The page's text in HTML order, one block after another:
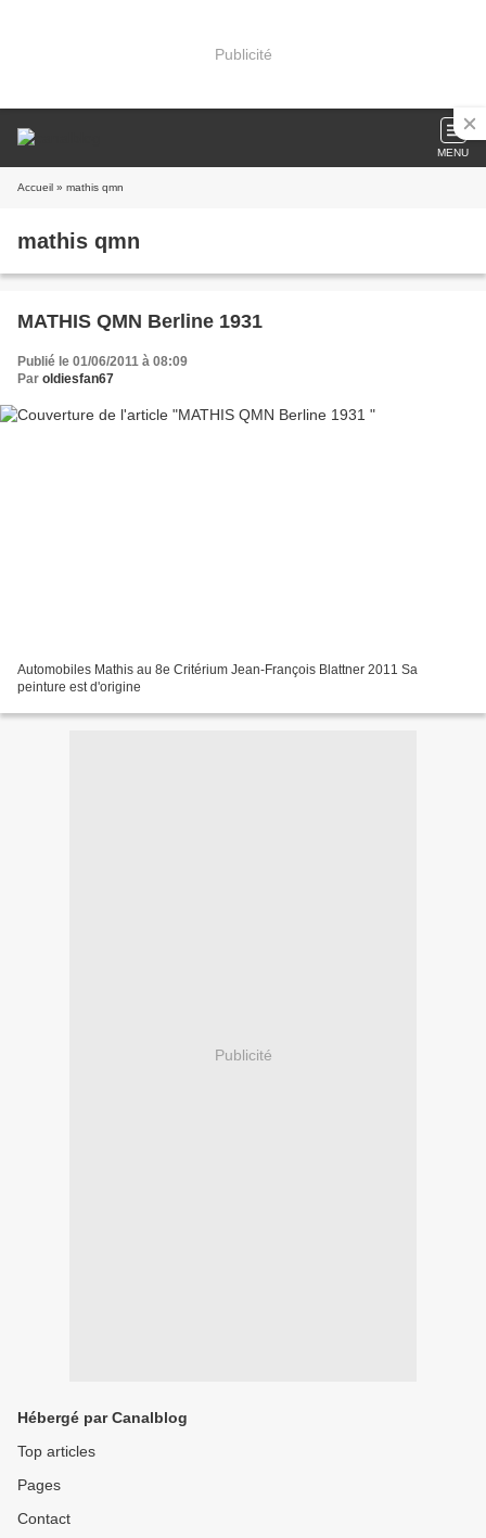
Publicité
MENU
Accueil » mathis qmn
mathis qmn
MATHIS QMN Berline 1931
Publié le 01/06/2011 à 08:09
Par oldiesfan67
Automobiles Mathis au 8e Critérium Jean-François Blattner 2011 Sa
peinture est d'origine
Publicité
Hébergé par Canalblog
Top articles
Pages
Contact